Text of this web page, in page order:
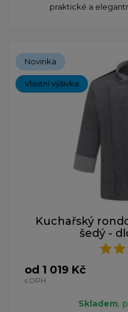
praktické a
Novinka
Vlastní výšivka
Kuchařský
šedý -
od 1 019 Kč
s DPH
Skladem,